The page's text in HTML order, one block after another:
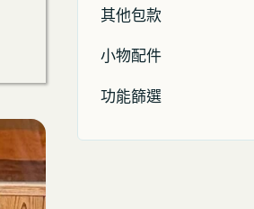
其他包款
小物配件
功能篩選